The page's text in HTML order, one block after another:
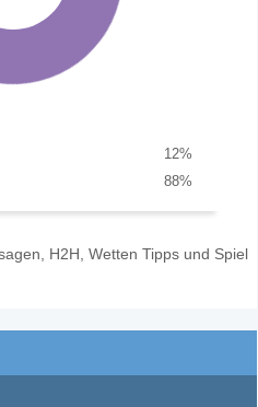
%
12
%
88
H2H, Wetten Tipps und Spiel